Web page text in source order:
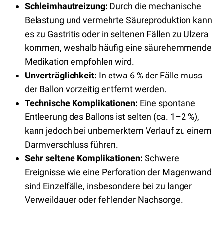
Schleimhautreizung: Durch die mechanische
Belastung und vermehrte Säureproduktion kann
es zu Gastritis oder in seltenen Fällen zu Ulzera
kommen, weshalb häufig eine säurehemmende
Medikation empfohlen wird.
Unverträglichkeit: In etwa 6 % der Fälle muss
der Ballon vorzeitig entfernt werden.
Technische Komplikationen: Eine spontane
Entleerung des Ballons ist selten (ca. 1–2 %),
kann jedoch bei unbemerktem Verlauf zu einem
Darmverschluss führen.
Sehr seltene Komplikationen: Schwere
Ereignisse wie eine Perforation der Magenwand
sind Einzelfälle, insbesondere bei zu langer
Verweildauer oder fehlender Nachsorge.